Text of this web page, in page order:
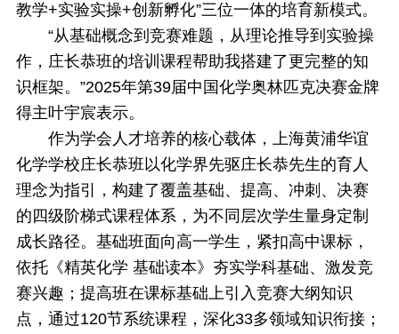
教学+实验实操+创新孵化”三位一体的培育新模式。
“从基础概念到竞赛难题，从理论推导到实验操
作，庄长恭班的培训课程帮助我搭建了更完整的知
识框架。”2025年第39届中国化学奥林匹克决赛金牌
得主叶宇宸表示。
作为学会人才培养的核心载体，上海黄浦华谊
化学学校庄长恭班以化学界先驱庄长恭先生的育人
理念为指引，构建了覆盖基础、提高、冲刺、决赛
的四级阶梯式课程体系，为不同层次学生量身定制
成长路径。基础班面向高一学生，紧扣高中课标，
依托《精英化学 基础读本》夯实学科基础、激发竞
赛兴趣；提高班在课标基础上引入竞赛大纲知识
点，通过120节系统课程，深化33多领域知识衔接；